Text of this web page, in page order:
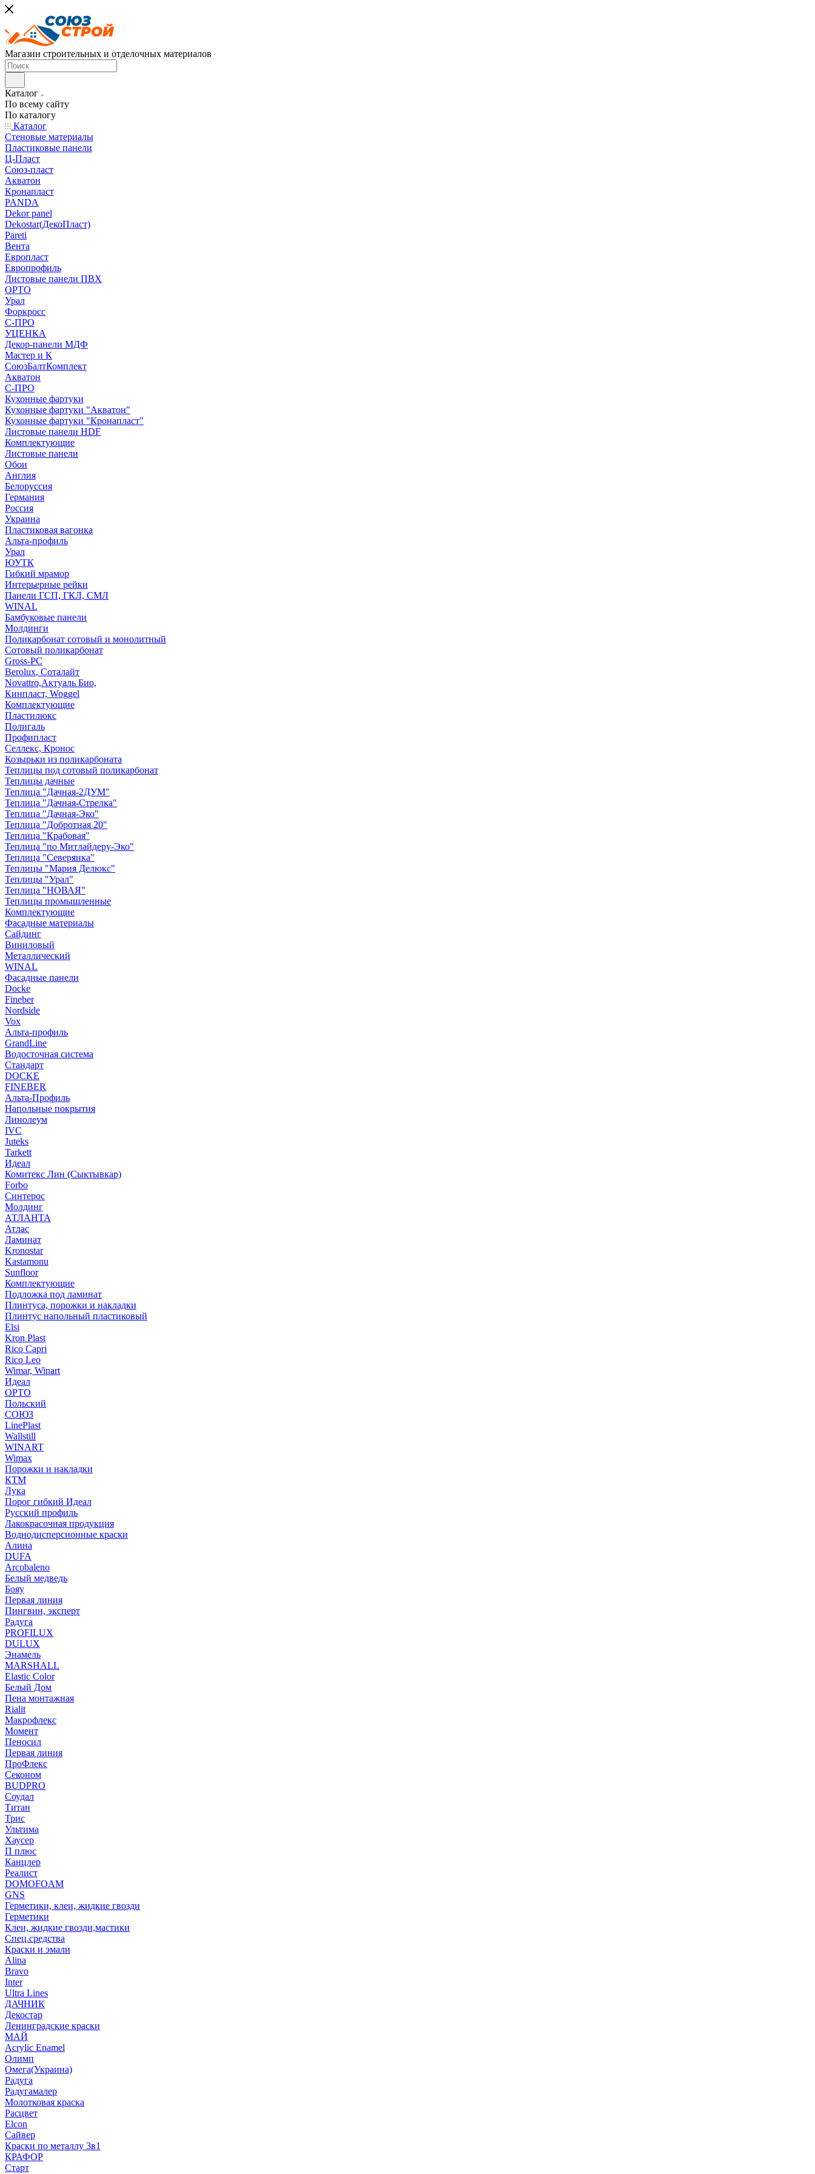
Магазин строительных и отделочных материалов
Каталог
По всему сайту
По каталогу
Каталог
Стеновые материалы
Пластиковые панели
Ц-Пласт
Союз-пласт
Акватон
Кронапласт
PANDA
Dekor panel
Dekostar(ДекоПласт)
Pareti
Вента
Европласт
Европрофиль
Листовые панели ПВХ
ОРТО
Урал
Форкросс
С-ПРО
УЦЕНКА
Декор-панели МДФ
Мастер и К
СоюзБалтКомплект
Акватон
С-ПРО
Кухонные фартуки
Кухонные фартуки "Акватон"
Кухонные фартуки "Кронапласт"
Листовые панели HDF
Комплектующие
Листовые панели
Обои
Англия
Белоруссия
Германия
Россия
Украина
Пластиковая вагонка
Альта-профиль
Урал
ЮУТК
Гибкий мрамор
Интерьерные рейки
Панели ГСП, ГКЛ, СМЛ
WINAL
Бамбуковые панели
Молдинги
Поликарбонат сотовый и монолитный
Сотовый поликарбонат
Gross-PC
Berolux, Соталайт
Novattro,Актуаль Био,
Кинпласт, Woggel
Комплектующие
Пластилюкс
Полигаль
Профипласт
Селлекс, Кронос
Козырьки из поликарбоната
Теплицы под сотовый поликарбонат
Теплицы дачные
Теплица "Дачная-2ДУМ"
Теплица "Дачная-Стрелка"
Теплица "Дачная-Эко"
Теплица "Добротная 20"
Теплица "Крабовая"
Теплица "по Митлайдеру-Эко"
Теплица "Северянка"
Теплицы "Мария Делюкс"
Теплицы "Урал"
Теплица "НОВАЯ"
Теплицы промышленные
Комплектующие
Фасадные материалы
Сайдинг
Виниловый
Металлический
WINAL
Фасадные панели
Docke
Fineber
Nordside
Vox
Альта-профиль
GrandLine
Водосточная система
Стандарт
DOCKE
FINEBER
Альта-Профиль
Напольные покрытия
Линолеум
IVC
Juteks
Tarkett
Идеал
Комитекс Лин (Сыктывкар)
Forbo
Синтерос
Молдинг
АТЛАНТА
Атлас
Ламинат
Kronostar
Kastamonu
Sunfloor
Комплектующие
Подложка под ламинат
Плинтуса, порожки и накладки
Плинтус напольный пластиковый
Elsi
Kron Plast
Rico Capri
Rico Leo
Wimar, Winart
Идеал
ОРТО
Польский
СОЮЗ
LinePlast
Wallstill
WINART
Wimax
Порожки и накладки
КТМ
Лука
Порог гибкий Идеал
Русский профиль
Лакокрасочная продукция
Воднодисперсионные краски
Алина
DUFA
Arcobaleno
Белый медведь
Бояу
Первая линия
Пингвин, эксперт
Радуга
PROFILUX
DULUX
Энамель
MARSHALL
Elastic Color
Белый Дом
Пена монтажная
Rialit
Макрофлекс
Момент
Пеносил
Первая линия
ПроФлекс
Секоном
BUDPRO
Соудал
Титан
Трис
Ультима
Хаусер
П плюс
Канцлер
Реалист
DOMOFOAM
GNS
Герметики, клеи, жидкие гвозди
Герметики
Клеи, жидкие гвозди,мастики
Спец.средства
Краски и эмали
Alina
Bravo
Inter
Ultra Lines
ДАЧНИК
Декостар
Ленинградские краски
МАЙ
Acrylic Enamel
Олимп
Омега(Украина)
Радуга
Радугамалер
Молотковая краска
Расцвет
Elcon
Сайвер
Краски по металлу 3в1
КРАФОР
Старт